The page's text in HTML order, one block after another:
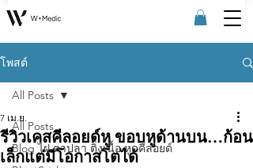
โพสต์
All Posts
Blog ไฝ ตาปลา ติ่งเนื้อ หูดคีลอยด์
All Posts
รีวิวเคสคีลอยด์หู ขอบหูด้านบน…ก้อน
เล็กแต่มีโอกาสโตได้
7 เม.ย.